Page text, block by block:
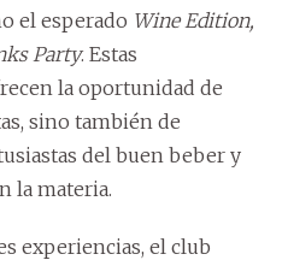
el esperado Wine Edition,
Party. Estas
la oportunidad de
sino también de
del buen beber y
la materia.
experiencias, el club